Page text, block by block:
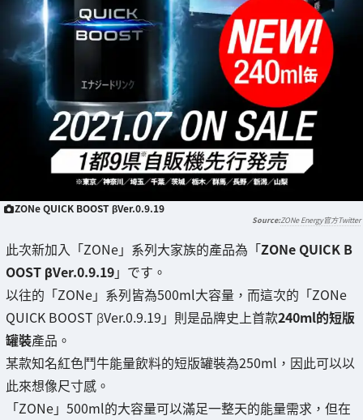
ZONe QUICK BOOST βVer.0.9.19
ZONe Energy官方Twitter
此次新加入「ZONe」系列大家族的產品為「ZONe QUICK B
OOST βVer.0.9.19」です。
以往的「ZONe」系列皆為500ml大容量，而這次的「ZONe
QUICK BOOST βVer.0.9.19」則是品牌史上首款240ml的短版
罐裝產品。
某款知名紅色鬥牛能量飲料的短版罐裝為250ml，因此可以以
此來想像尺寸感。
「ZONe」500ml的大容量可以滿足一整天的能量需求，但在